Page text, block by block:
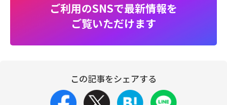
ご利用のSNSで最新情報を
ご覧いただけます
この記事をシェアする